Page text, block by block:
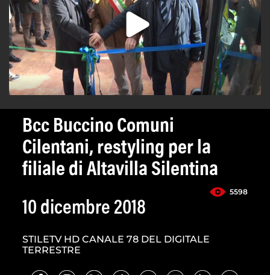
Bcc Buccino Comuni
Cilentani, restyling per la
filiale di Altavilla Silentina
5598
10 dicembre 2018
STILETV HD CANALE 78 DEL DIGITALE
TERRESTRE